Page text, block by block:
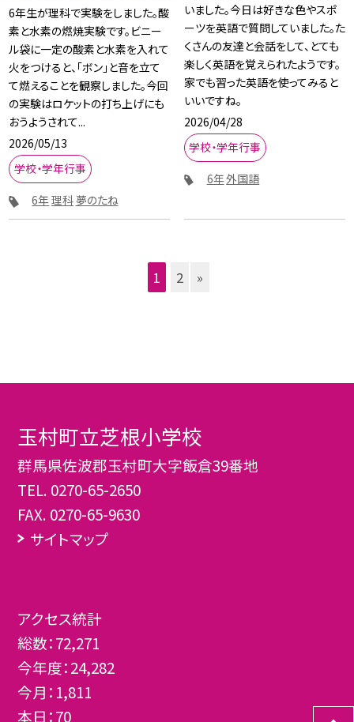
6年生が理科で実験をしました。酸
素と水素の燃焼実験です。ビニー
ル袋に一定の酸素と水素を入れて
火をつけると、「ボン」と音を立て
て燃えることを観察しました。今回
の実験はロケットの打ち上げにも
おうようされて...
2026/05/13
学校・学年行事
6年理科夢のたね
いました。今日は好きな色やスポ
ーツを英語で質問していました。た
くさんの友達と会話をして、とても
楽しく英語を覚えられたようです。
家でも習った英語を使ってみると
いいですね。
2026/04/28
学校・学年行事
6年外国語
1 2 »
玉村町立芝根小学校
群馬県佐波郡玉村町大字飯倉39番地
TEL. 0270-65-2650
FAX. 0270-65-9630
サイトマップ
アクセス統計
総数：72,271
今年度：24,282
今月： 1,811
本日：70